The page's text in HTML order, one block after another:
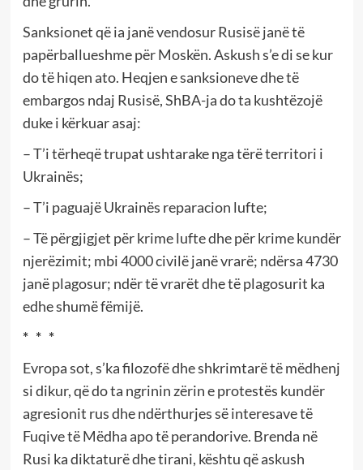
Sanksionet që ia janë vendosur Rusisë janë të
papërballueshme për Moskën. Askush s’e di se kur
do të hiqen ato. Heqjen e sanksioneve dhe të
embargos ndaj Rusisë, ShBA-ja do ta kushtëzojë
duke i kërkuar asaj:
– T’i tërheqë trupat ushtarake nga tërë territori i
Ukrainës;
– T’i paguajë Ukrainës reparacion lufte;
– Të përgjigjet për krime lufte dhe për krime kundër
njerëzimit; mbi 4000 civilë janë vrarë; ndërsa 4730
janë plagosur; ndër të vrarët dhe të plagosurit ka
edhe shumë fëmijë.
* * *
Evropa sot, s’ka filozofë dhe shkrimtarë të mëdhenj
si dikur, që do ta ngrinin zërin e protestës kundër
agresionit rus dhe ndërthurjes së interesave të
Fuqive të Mëdha apo të perandorive. Brenda në
Rusi ka diktaturë dhe tirani, kështu që askush